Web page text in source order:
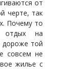
от
черте, так
Почему то
отдых на
дороже той
совсем не
жилье с